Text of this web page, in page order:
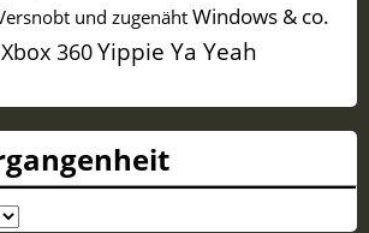
und zugenäht Windows & co.
Xbox 360Yippie Ya Yeah